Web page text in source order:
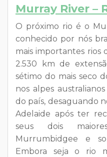
Murray River –
O próximo rio é o
conhecido por nós
mais importantes rios
2.530 km de
sétimo do mais seco
nos alpes
do país, desaguando
Adelaide após ter
seus dois
Murrumbidgee e
Embora seja o rio